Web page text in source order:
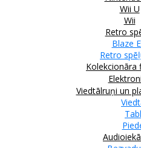
Wii U
Wii
Retro
Blaze
Retro
Kolekcionāra
Viedtālruņi un